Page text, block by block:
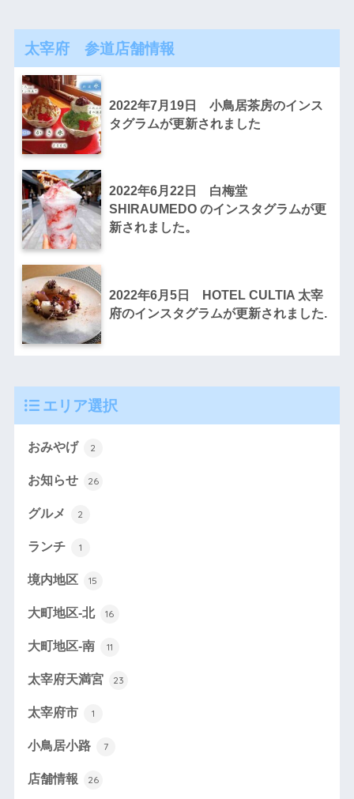
太宰府 参道店舗情報
2022年7月19日 小鳥居茶房のインス
タグラムが更新されました
2022年6月22日 白梅堂
SHIRAUMEDO のインスタグラムが更
新されました。
2022年6月5日 HOTEL CULTIA 太宰
府のインスタグラムが更新されました.
エリア選択
おみやげ 2
お知らせ 26
グルメ 2
ランチ 1
境内地区 15
大町地区-北 16
大町地区-南 11
太宰府天満宮 23
太宰府市 1
小鳥居小路 7
店舗情報 26